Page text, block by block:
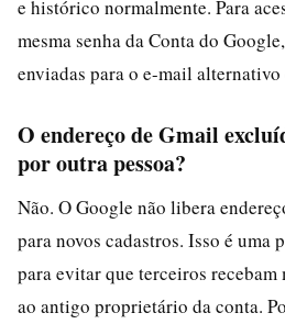
e histórico normalmente. Para
mesma senha da Conta do
enviadas para o e-mail
O endereço de Gmail
por outra pessoa?
Não. O Google não libera
para novos cadastros. Isso é uma
para evitar que terceiros recebam
ao antigo proprietário da conta.